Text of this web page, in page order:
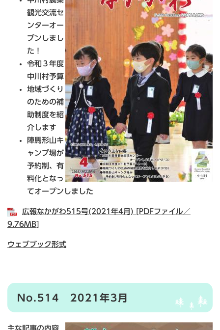
観光交流セ
ンターオー
プンしまし
た！
令和３年度
中川村予算
地域づくり
のための補
助制度を紹
介します
陣馬形山キ
ャンプ場が
予約制、有
料化となっ
てオープンしました
広報なかがわ515号(2021年4月) [PDFファイル／
9.76MB]
ウェブブック形式
No.514 2021年3月
主な記事の内容